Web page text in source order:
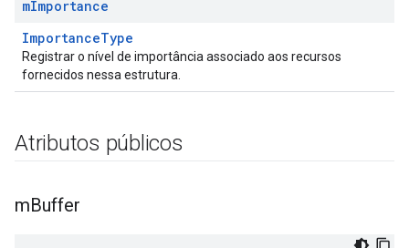
mImportance
ImportanceType
Registrar o nível de importância associado aos recursos
fornecidos nessa estrutura.
Atributos públicos
mBuffer